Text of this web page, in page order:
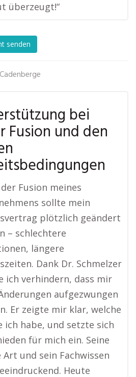
überzeugt!“
senden
Cadenberge
bei
Fusion und den
der Fusion meines
sollte mein
plötzlich geändert
– schlechtere
längere
Dank Dr. Schmelzer
ich verhindern, dass mir
aufgezwungen
Er zeigte mir klar, welche
ich habe, und setzte sich
für mich ein. Seine
Art und sein Fachwissen
Heute